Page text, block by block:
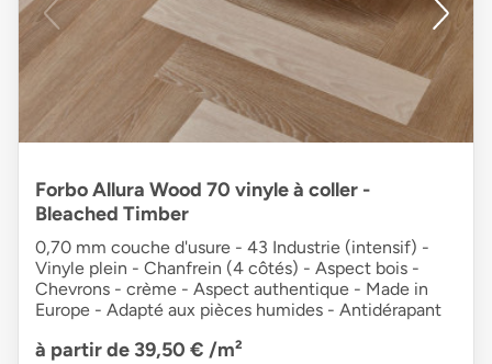
Forbo Allura Wood 70 vinyle à coller -
Bleached Timber
0,70 mm couche d'usure - 43 Industrie (intensif) -
Vinyle plein - Chanfrein (4 côtés) - Aspect bois -
Chevrons - crème - Aspect authentique - Made in
Europe - Adapté aux pièces humides - Antidérapant
à partir de 39,50 € /m²